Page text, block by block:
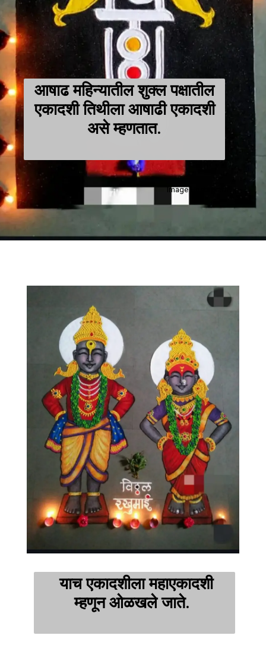
आषाढ महिन्यातील शुक्ल पक्षातील
एकादशी तिथीला आषाढी एकादशी
असे म्हणतात.
Image - Instagram
याच एकादशीला महाएकादशी
म्हणून ओळखले जाते.